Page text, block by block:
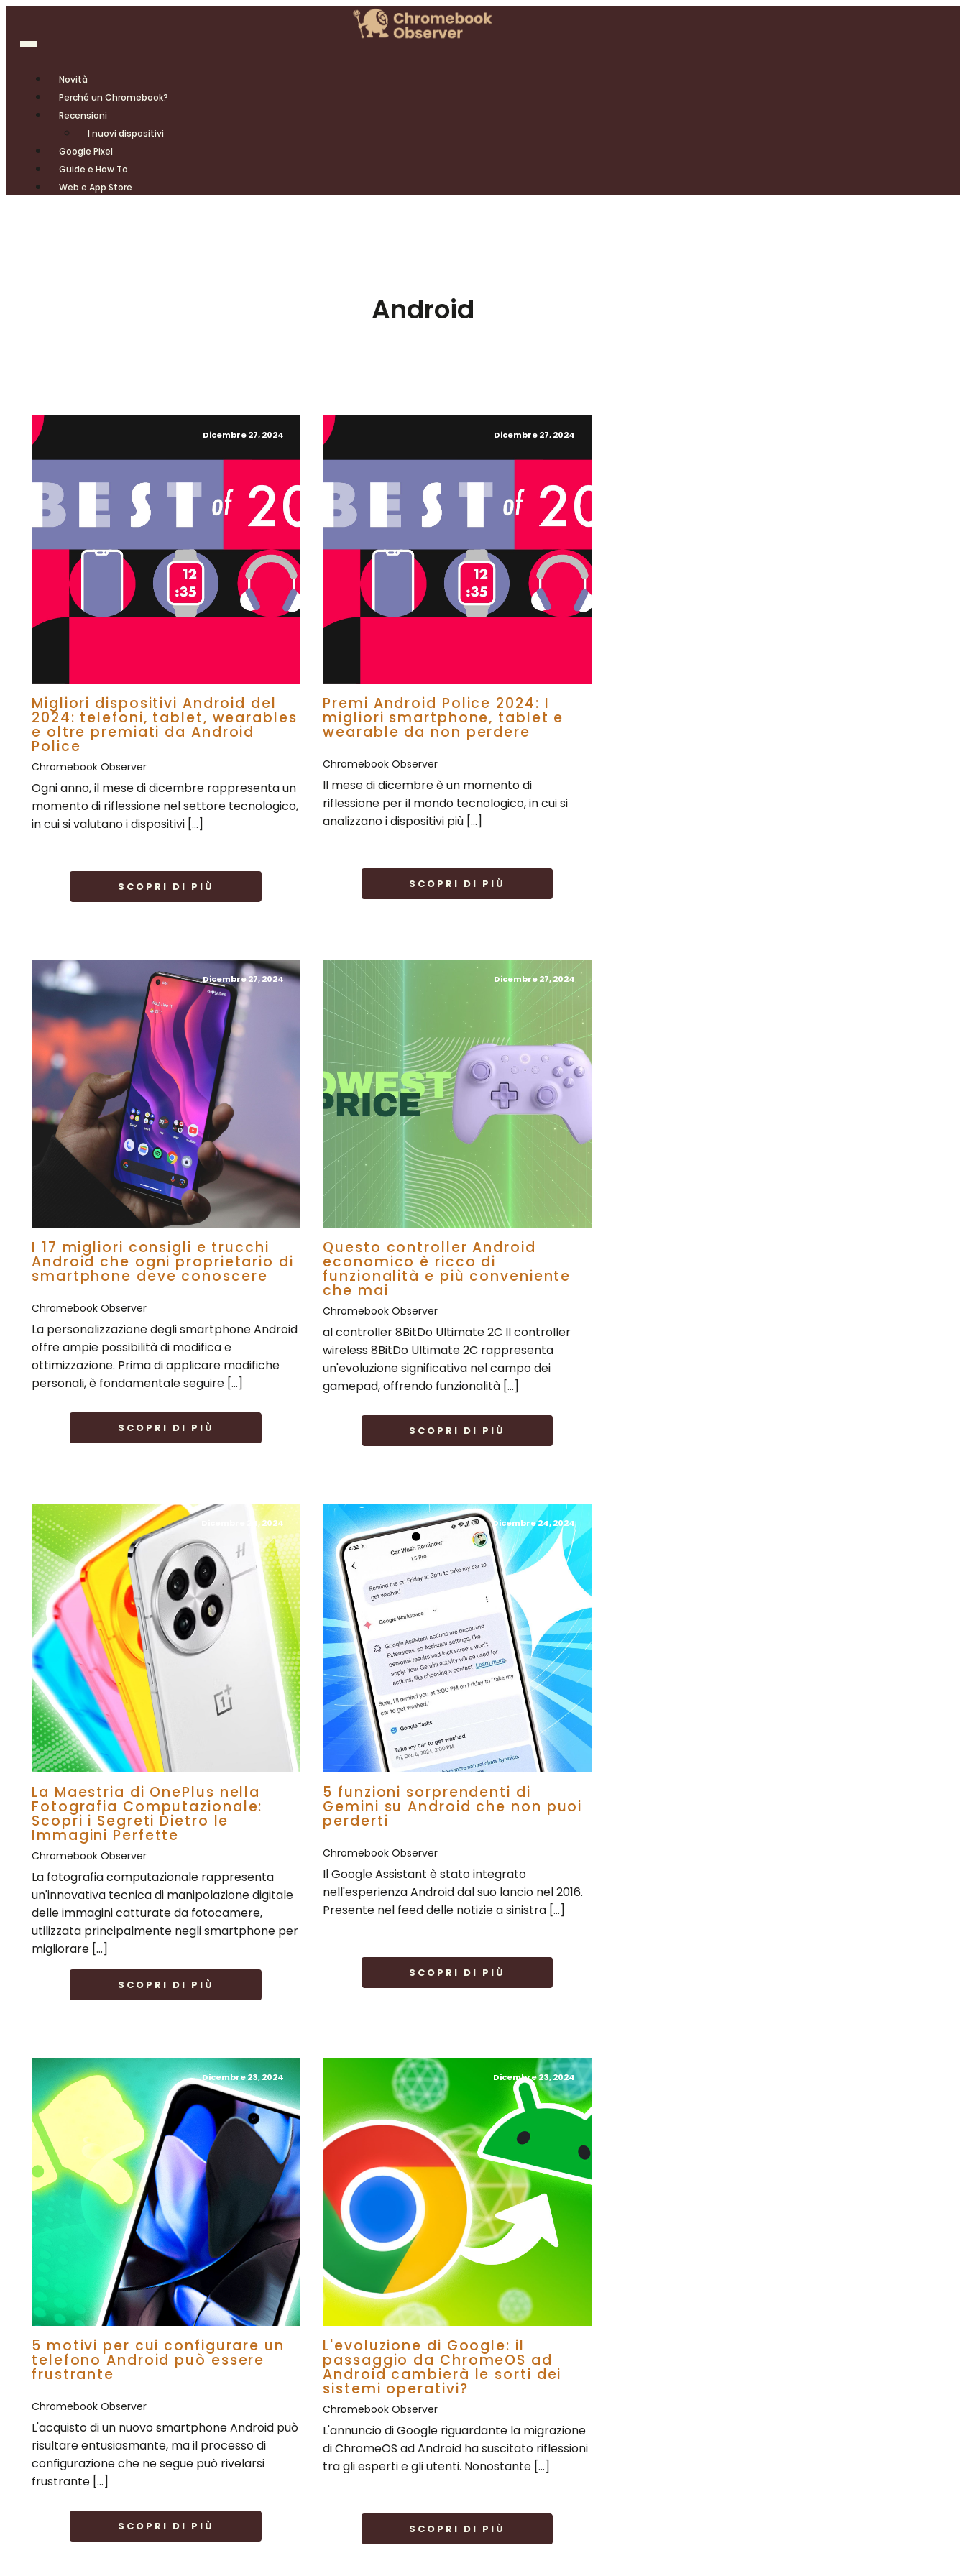
Novità
Perché un Chromebook?
Recensioni
I nuovi dispositivi
Google Pixel
Guide e How To
Web e App Store
Android
Dicembre 27, 2024
Migliori dispositivi Android del
2024: telefoni, tablet, wearables
e oltre premiati da Android
Police
Chromebook Observer
Ogni anno, il mese di dicembre rappresenta un
momento di riflessione nel settore tecnologico,
in cui si valutano i dispositivi […]
SCOPRI DI PIÙ
Dicembre 27, 2024
Premi Android Police 2024: I
migliori smartphone, tablet e
wearable da non perdere
Chromebook Observer
Il mese di dicembre è un momento di
riflessione per il mondo tecnologico, in cui si
analizzano i dispositivi più […]
SCOPRI DI PIÙ
Dicembre 27, 2024
I 17 migliori consigli e trucchi
Android che ogni proprietario di
smartphone deve conoscere
Chromebook Observer
La personalizzazione degli smartphone Android
offre ampie possibilità di modifica e
ottimizzazione. Prima di applicare modifiche
personali, è fondamentale seguire […]
SCOPRI DI PIÙ
Dicembre 27, 2024
Questo controller Android
economico è ricco di
funzionalità e più conveniente
che mai
Chromebook Observer
al controller 8BitDo Ultimate 2C Il controller
wireless 8BitDo Ultimate 2C rappresenta
un'evoluzione significativa nel campo dei
gamepad, offrendo funzionalità […]
SCOPRI DI PIÙ
Dicembre 24, 2024
La Maestria di OnePlus nella
Fotografia Computazionale:
Scopri i Segreti Dietro le
Immagini Perfette
Chromebook Observer
La fotografia computazionale rappresenta
un'innovativa tecnica di manipolazione digitale
delle immagini catturate da fotocamere,
utilizzata principalmente negli smartphone per
migliorare […]
SCOPRI DI PIÙ
Dicembre 24, 2024
5 funzioni sorprendenti di
Gemini su Android che non puoi
perderti
Chromebook Observer
Il Google Assistant è stato integrato
nell'esperienza Android dal suo lancio nel 2016.
Presente nel feed delle notizie a sinistra […]
SCOPRI DI PIÙ
Dicembre 23, 2024
5 motivi per cui configurare un
telefono Android può essere
frustrante
Chromebook Observer
L'acquisto di un nuovo smartphone Android può
risultare entusiasmante, ma il processo di
configurazione che ne segue può rivelarsi
frustrante […]
SCOPRI DI PIÙ
Dicembre 23, 2024
L'evoluzione di Google: il
passaggio da ChromeOS ad
Android cambierà le sorti dei
sistemi operativi?
Chromebook Observer
L'annuncio di Google riguardante la migrazione
di ChromeOS ad Android ha suscitato riflessioni
tra gli esperti e gli utenti. Nonostante […]
SCOPRI DI PIÙ